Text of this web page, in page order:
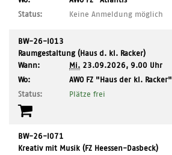
Ort:
Status:
Keine Anmeldung möglich
BW-26-I013
Raumgestaltung (Haus d. kl. Racker)
Wann:
Mi. 23.09.2026, 9.00 Uhr
Wo:
,
Ort:
AWO FZ "Haus der kl. Racker"
Status:
Plätze frei
BW-26-I071
Kreativ mit Musik (FZ Heessen-Dasbeck)